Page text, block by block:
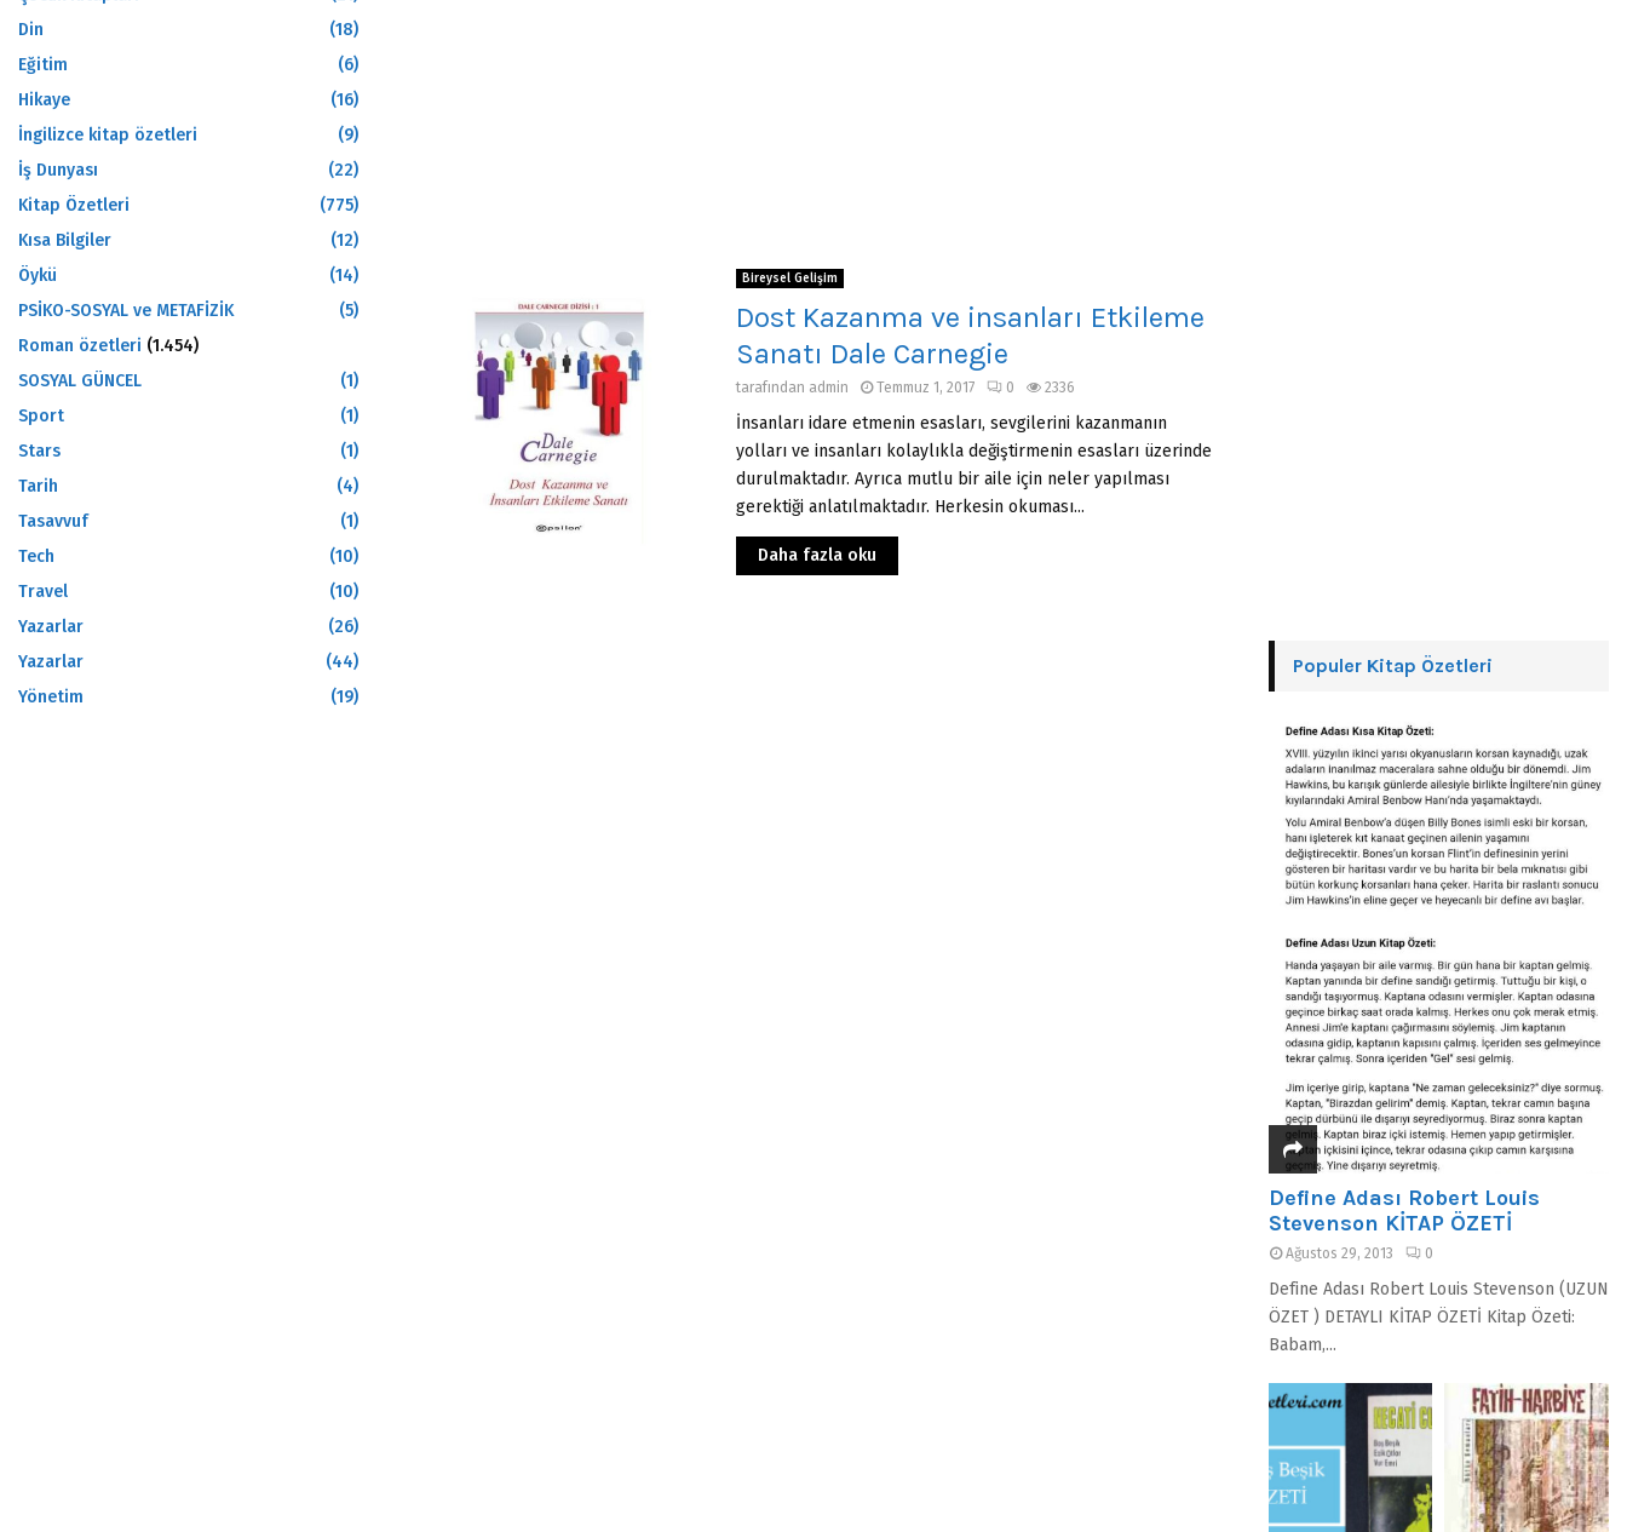
Bireysel Gelişim
Dost Kazanma ve insanları Etkileme
Sanatı Dale Carnegie
tarafından admin Temmuz 1, 2017 0 2336
İnsanları idare etmenin esasları, sevgilerini kazanmanın
yolları ve insanları kolaylıkla değiştirmenin esasları üzerinde
durulmaktadır. Ayrıca mutlu bir aile için neler yapılması
gerektiği anlatılmaktadır. Herkesin okuması...
Daha fazla oku
Din
(18)
Eğitim
(6)
Hikaye
(16)
İngilizce kitap özetleri
(9)
İş Dunyası
(22)
Kitap Özetleri
(775)
Kısa Bilgiler
(12)
Öykü
(14)
PSİKO-SOSYAL ve METAFİZİK
(5)
Roman özetleri (1.454)
SOSYAL GÜNCEL
(1)
Sport
(1)
Stars
(1)
Tarih
(4)
Tasavvuf
(1)
Tech
(10)
Travel
(10)
Yazarlar
(26)
Yazarlar
(44)
Yönetim
(19)
Populer Kitap Özetleri
Define Adası Robert Louis
Stevenson KİTAP ÖZETİ
Ağustos 29, 2013 0
Define Adası Robert Louis Stevenson (UZUN
ÖZET ) DETAYLI KİTAP ÖZETİ Kitap Özeti:
Babam,...